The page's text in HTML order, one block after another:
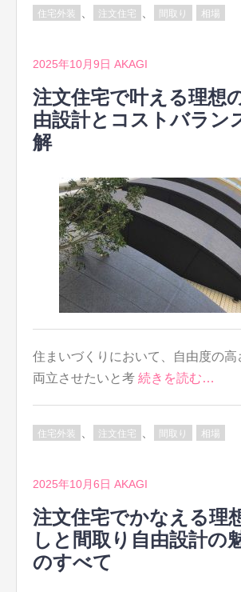
住宅外装 注文住宅 間取り 相場
2025年10月9日 AKAGI
注文住宅で叶える理想
由設計とコストバラン
解
住まいづくりにおいて、自由度の高
両立させたいと考 続きを読む…
住宅外装 注文住宅 間取り 相場
2025年10月6日 AKAGI
注文住宅でかなえる理
しと間取り自由設計の
のすべて